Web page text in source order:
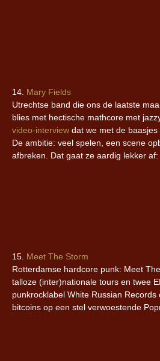
14. Mary Fields
Utrechtse band die ons de laatste
blies met hectische mathcore met
video-interview dat we met de
De ambitie: veel spelen, een scene
afbreken. Dat gaat ze aardig lekker af:
15. Meet The Storm
Rotterdamse hardcore punk: Meet
talloze (inter)nationale tours en twee
punkrocklabel White Russian
bitcoins op een stel verwoestende